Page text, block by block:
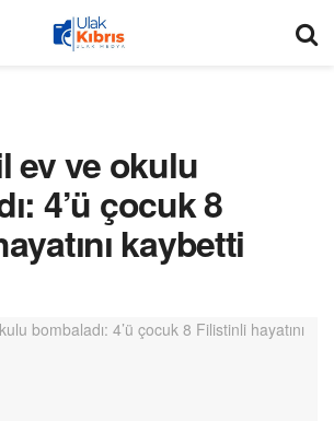
ev ve okulu
4’ü çocuk 8
kaybetti